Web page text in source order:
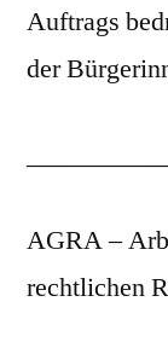
Auftrags
der
AGRA –
rechtlichen